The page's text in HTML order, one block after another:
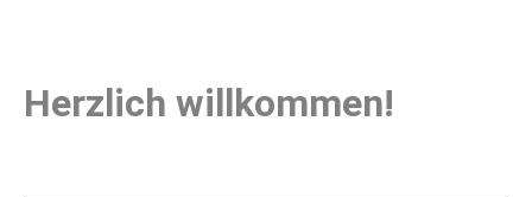
Herzlich willkommen!